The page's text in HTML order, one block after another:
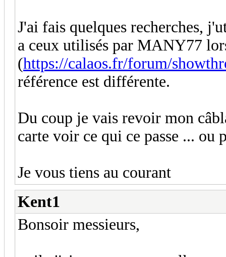
J'ai fais quelques recherches,
a ceux utilisés par MANY77
(https://calaos.fr/forum/
référence est différente.
Du coup je vais revoir mon
carte voir ce qui ce passe ... ou
Je vous tiens au courant
Kent1
Bonsoir messieurs,